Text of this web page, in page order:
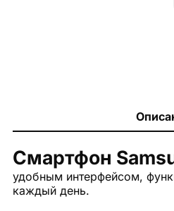
Смартфон
удобным интерфейсом,
каждый день.